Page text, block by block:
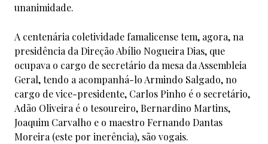
unanimidade.
A centenária coletividade famalicense tem, agora, na
presidência da Direção Abílio Nogueira Dias, que
ocupava o cargo de secretário da mesa da Assembleia
Geral, tendo a acompanhá-lo Armindo Salgado, no
cargo de vice-presidente, Carlos Pinho é o secretário,
Adão Oliveira é o tesoureiro, Bernardino Martins,
Joaquim Carvalho e o maestro Fernando Dantas
Moreira (este por inerência), são vogais.